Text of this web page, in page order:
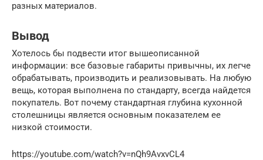
разных материалов.
Вывод
Хотелось бы подвести итог вышеописанной
информации: все базовые габариты привычны, их легче
обрабатывать, производить и реализовывать. На любую
вещь, которая выполнена по стандарту, всегда найдется
покупатель. Вот почему стандартная глубина кухонной
столешницы является основным показателем ее
низкой стоимости.
https://youtube.com/watch?v=nQh9AvxvCL4